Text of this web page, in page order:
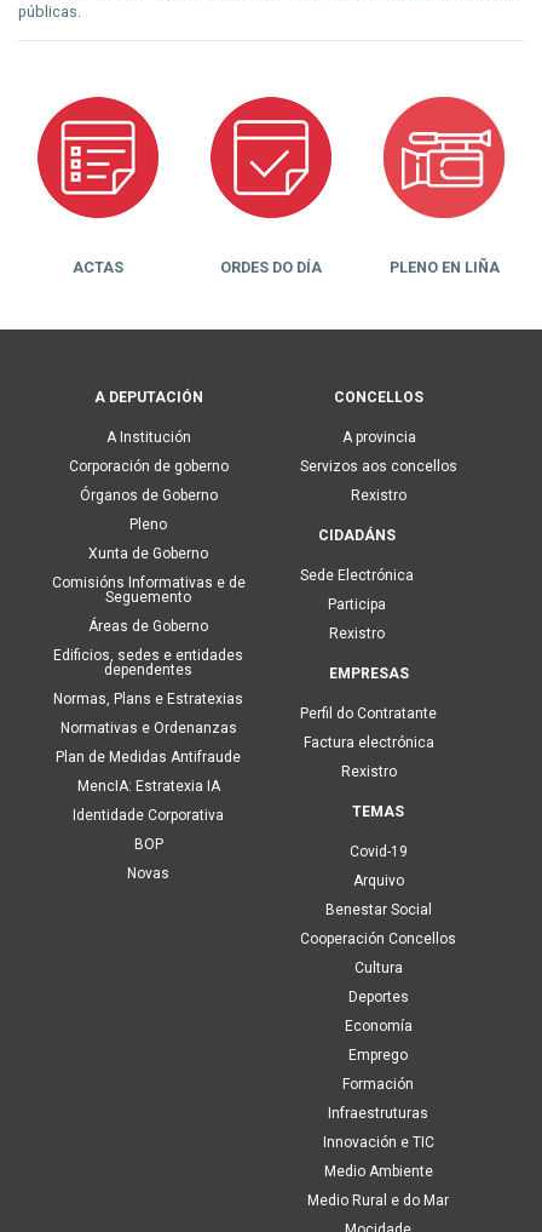
públicas.
ACTAS ORDES DO DÍA PLENO EN LIÑA
navigation
A DEPUTACIÓN
A Institución
Corporación de goberno
Órganos de Goberno
Pleno
Xunta de Goberno
Comisións Informativas e de
Seguemento
Áreas de Goberno
Edificios, sedes e entidades
dependentes
Normas, Plans e Estratexias
Normativas e Ordenanzas
Plan de Medidas Antifraude
MencIA: Estratexia IA
Identidade Corporativa
BOP
Novas
CONCELLOS
A provincia
Servizos aos concellos
Rexistro
CIDADÁNS
Sede Electrónica
Participa
Rexistro
EMPRESAS
Perfil do Contratante
Factura electrónica
Rexistro
TEMAS
Covid-19
Arquivo
Benestar Social
Cooperación Concellos
Cultura
Deportes
Economía
Emprego
Formación
Infraestruturas
Innovación e TIC
Medio Ambiente
Medio Rural e do Mar